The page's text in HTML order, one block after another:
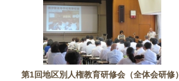
第1回地区別人権教育研修会（全体会研修）